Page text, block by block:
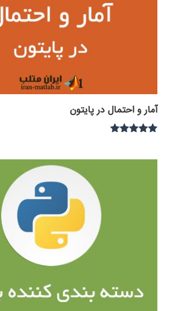
آمار و احتمال در پایتون
از 5